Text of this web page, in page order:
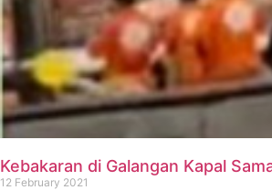
Kebakaran di Galangan Kapal
12 February 2021